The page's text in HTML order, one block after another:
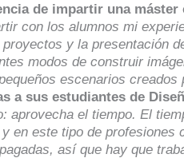
de impartir una máster
con los alumnos mi
y la presentación
modos de construir
escenarios creados
a sus estudiantes de
aprovecha el tiempo. El
en este tipo de profesiones
así que hay que